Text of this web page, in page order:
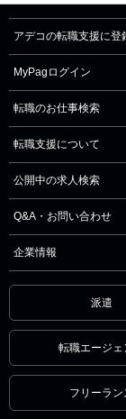
アデコの転職支援に登
MyPagログイン
転職のお仕事検索
転職支援について
公開中の求人検索
Q&A・お問い合わせ
企業情報
派遣
転職エージェ
フリーラン